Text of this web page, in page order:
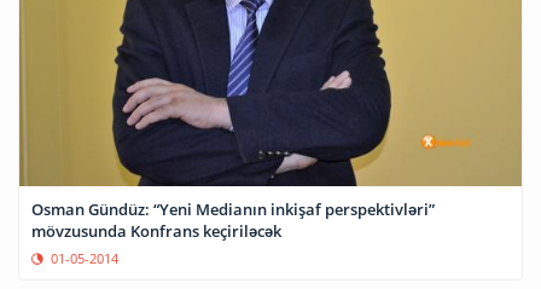
Osman Gündüz: “Yeni Medianın inkişaf perspektivləri”
mövzusunda Konfrans keçiriləcək
01-05-2014